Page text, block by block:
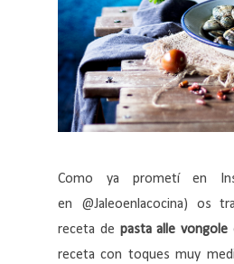
Como ya prometí en
en @Jaleoenlacocina) os
receta de pasta alle vongole
receta con toques muy